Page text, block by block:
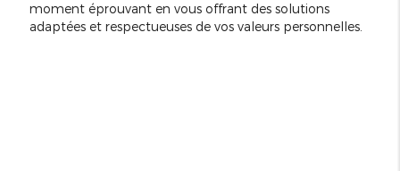
moment éprouvant en vous offrant des solutions
adaptées et respectueuses de vos valeurs personnelles.